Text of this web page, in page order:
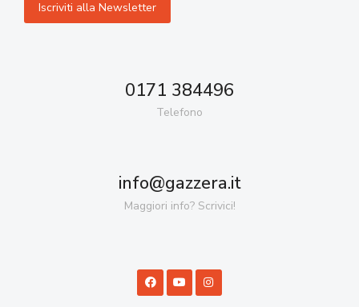
0171 384496
Telefono
info@gazzera.it
Maggiori info? Scrivici!